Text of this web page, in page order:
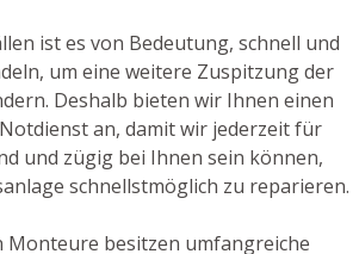
ist es von Bedeutung, schnell und
um eine weitere Zuspitzung der
Deshalb bieten wir Ihnen einen
an, damit wir jederzeit für
und zügig bei Ihnen sein können,
schnellstmöglich zu reparieren.
Monteure besitzen umfangreiche